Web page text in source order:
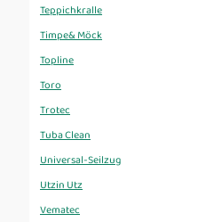
Teppichkralle
Timpe& Möck
Topline
Toro
Trotec
Tuba Clean
Universal-Seilzug
Utzin Utz
Vematec